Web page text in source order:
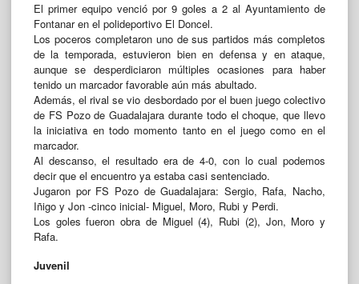
El primer equipo venció por 9 goles a 2 al Ayuntamiento de
Fontanar en el polideportivo El Doncel.
Los poceros completaron uno de sus partidos más completos
de la temporada, estuvieron bien en defensa y en ataque,
aunque se desperdiciaron múltiples ocasiones para haber
tenido un marcador favorable aún más abultado.
Además, el rival se vio desbordado por el buen juego colectivo
de FS Pozo de Guadalajara durante todo el choque, que llevo
la iniciativa en todo momento tanto en el juego como en el
marcador.
Al descanso, el resultado era de 4-0, con lo cual podemos
decir que el encuentro ya estaba casi sentenciado.
Jugaron por FS Pozo de Guadalajara: Sergio, Rafa, Nacho,
Iñigo y Jon -cinco inicial- Miguel, Moro, Rubi y Perdi.
Los goles fueron obra de Miguel (4), Rubi (2), Jon, Moro y
Rafa.
Juvenil